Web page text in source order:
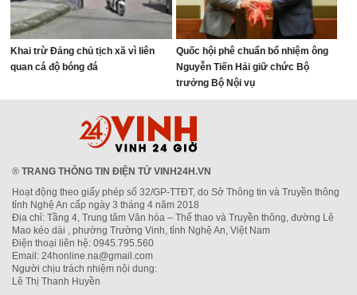
Khai trừ Đảng chủ tịch xã vì liên
quan cá độ bóng đá
Quốc hội phê chuẩn bổ nhiệm ông
Nguyễn Tiến Hải giữ chức Bộ
trưởng Bộ Nội vụ
® TRANG THÔNG TIN ĐIỆN TỬ VINH24H.VN
Hoạt động theo giấy phép số 32/GP-TTĐT, do Sở Thông tin và Truyền thông
tỉnh Nghệ An cấp ngày 3 tháng 4 năm 2018
Địa chỉ: Tầng 4, Trung tâm Văn hóa – Thể thao và Truyền thông, đường Lê
Mao kéo dài , phường Trường Vinh, tỉnh Nghệ An, Việt Nam
Điện thoại liên hệ: 0945.795.560
Email: 24honline.na@gmail.com
Người chịu trách nhiệm nội dung:
Lê Thị Thanh Huyền